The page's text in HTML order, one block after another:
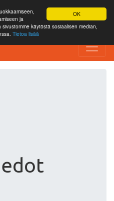
OK
ja
käytöstä sosiaalisen median,
Tietoa lisää